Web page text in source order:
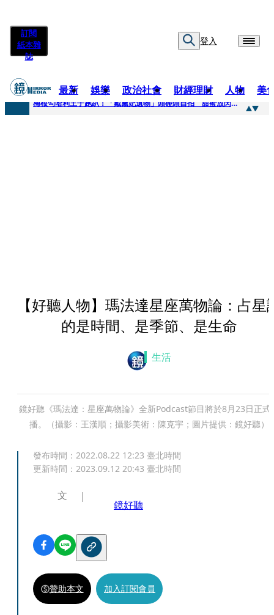
訂閱
紙本雜
誌
登入
最新 娛樂 政治社會 財經理財 人物 美
快訊
梅根勾哈利王子跑趴！「戴黛妃遺物」頭碰頭自拍 甜蜜放閃搶鏡
【好聽人物】瑪法達星座萬物論：占星
的是時間、是季節、是生命
生活
鏡好聽《瑪法達：星座萬物論》全新Podcast節目將於8月23日正式
播。（攝影：王漢順；攝影美術：陳克宇；圖片提供：鏡好聽）
發布時間： 2022.08.22 12:23 臺北時間
更新時間： 2023.09.12 20:43 臺北時間
文
鏡好聽
贊助本文 加入訂閱會員